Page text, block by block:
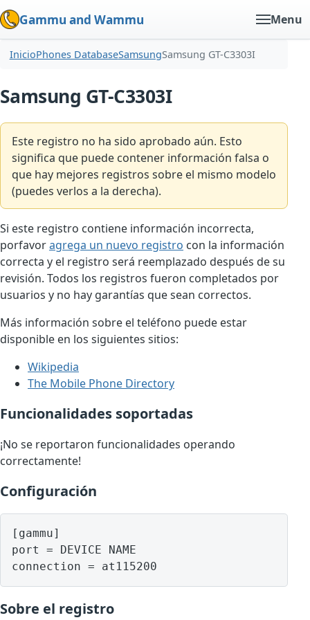
Gammu and Wammu Menu
InicioPhones DatabaseSamsungSamsung GT-C3303I
Samsung GT-C3303I
Este registro no ha sido aprobado aún. Esto
significa que puede contener información falsa o
que hay mejores registros sobre el mismo modelo
(puedes verlos a la derecha).
Si este registro contiene información incorrecta,
porfavoragrega un nuevo registro con la información
correcta y el registro será reemplazado después de su
revisión. Todos los registros fueron completados por
usuarios y no hay garantías que sean correctos.
Más información sobre el teléfono puede estar
disponible en los siguientes sitios:
Wikipedia
The Mobile Phone Directory
Funcionalidades soportadas
¡No se reportaron funcionalidades operando
correctamente!
Configuración
[gammu]
port = DEVICE NAME
Sobre el registro